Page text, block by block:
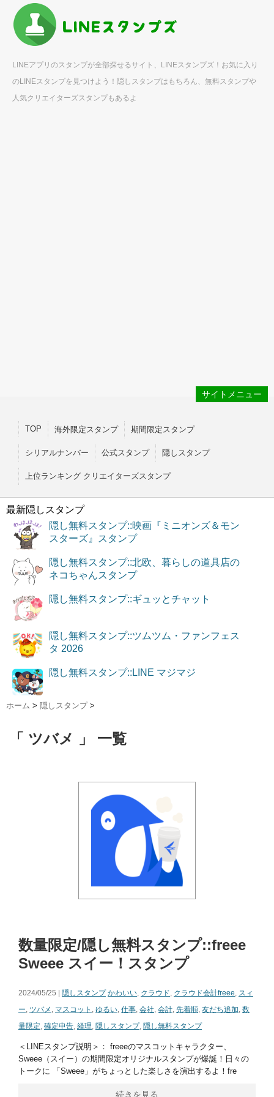
LINEアプリのスタンプが全部探せるサイト、LINEスタンプズ！お気に入り
のLINEスタンプを見つけよう！隠しスタンプはもちろん、無料スタンプや
人気クリエイターズスタンプもあるよ
サイトメニュー
TOP 海外限定スタンプ 期間限定スタンプ
シリアルナンバー 公式スタンプ 隠しスタンプ
上位ランキング クリエイターズスタンプ
最新隠しスタンプ
隠し無料スタンプ::映画『ミニオンズ＆モン
スターズ』スタンプ
隠し無料スタンプ::北欧、暮らしの道具店の
ネコちゃんスタンプ
隠し無料スタンプ::ギュッとチャット
隠し無料スタンプ::ツムツム・ファンフェス
タ 2026
隠し無料スタンプ::LINE マジマジ
ホーム > 隠しスタンプ >
「 ツバメ 」 一覧
数量限定/隠し無料スタンプ::freee
Sweee スイー！スタンプ
2024/05/25 | 隠しスタンプ かわいい, クラウド, クラウド会計freee, スィ
ー, ツバメ , マスコット , ゆるい, 仕事, 会社, 会計, 先着順, 友だち追加, 数
量限定, 確定申告, 経理, 隠しスタンプ, 隠し無料スタンプ
＜LINEスタンプ説明＞： freeeのマスコットキャラクター、
Sweee（スイー）の期間限定オリジナルスタンプが爆誕！日々の
トークに 「Sweee」がちょっとした楽しさを演出するよ！fre
続きを見る